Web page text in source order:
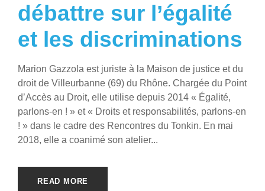
débattre sur l’égalité
et les discriminations
Marion Gazzola est juriste à la Maison de justice et du
droit de Villeurbanne (69) du Rhône. Chargée du Point
d’Accès au Droit, elle utilise depuis 2014 « Égalité,
parlons-en ! » et « Droits et responsabilités, parlons-en
! » dans le cadre des Rencontres du Tonkin. En mai
2018, elle a coanimé son atelier...
READ MORE